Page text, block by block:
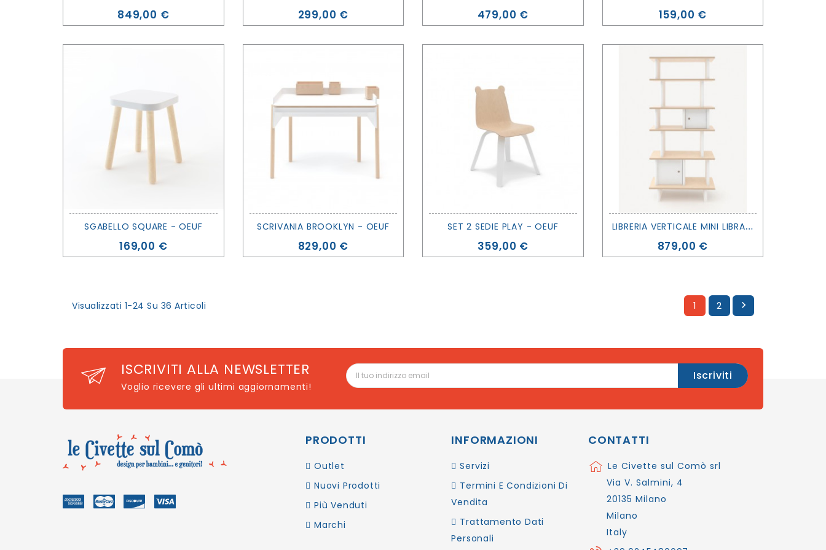
Prezzo
849,00 € Prezzo
299,00 € Prezzo
479,00 € Prezzo
159,00 €
SGABELLO SQUARE - OEUF
Prezzo
169,00 €
SCRIVANIA BROOKLYN - OEUF
Prezzo
829,00 €
SET 2 SEDIE PLAY - OEUF
Prezzo
359,00 €
L
IBRERIA VERTICALE MINI LIBRARY - OEUF
Prezzo
879,00 €
Visualizzati 1-24 Su 36 Articoli 1 2 
ISCRIVITI ALLA NEWSLETTER
Voglio ricevere gli ultimi aggiornamenti!
PRODOTTI
Outlet
Nuovi Prodotti
Più Venduti
Marchi
INFORMAZIONI
Servizi
Termini E Condizioni Di
Vendita
Trattamento Dati
Personali
CONTATTI
Le Civette sul Comò srl
Via V. Salmini, 4
20135 Milano
Milano
Italy